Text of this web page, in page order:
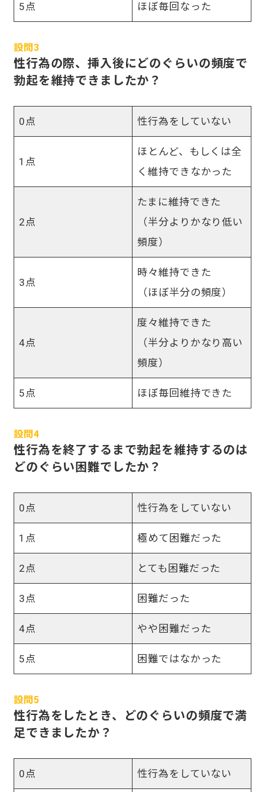
5点 ほぼ毎回なった
設問3
性行為の際、挿入後にどのぐらいの頻度で
勃起を維持できましたか？
0点 性行為をしていない
1点
ほとんど、もしくは全
く維持できなかった
2点
たまに維持できた
（半分よりかなり低い
頻度）
3点
時々維持できた
（ほぼ半分の頻度）
4点
度々維持できた
（半分よりかなり高い
頻度）
5点 ほぼ毎回維持できた
設問4
性行為を終了するまで勃起を維持するのは
どのぐらい困難でしたか？
0点 性行為をしていない
1点 極めて困難だった
2点 とても困難だった
3点 困難だった
4点 やや困難だった
5点 困難ではなかった
設問5
性行為をしたとき、どのぐらいの頻度で満
足できましたか？
0点 性行為をしていない